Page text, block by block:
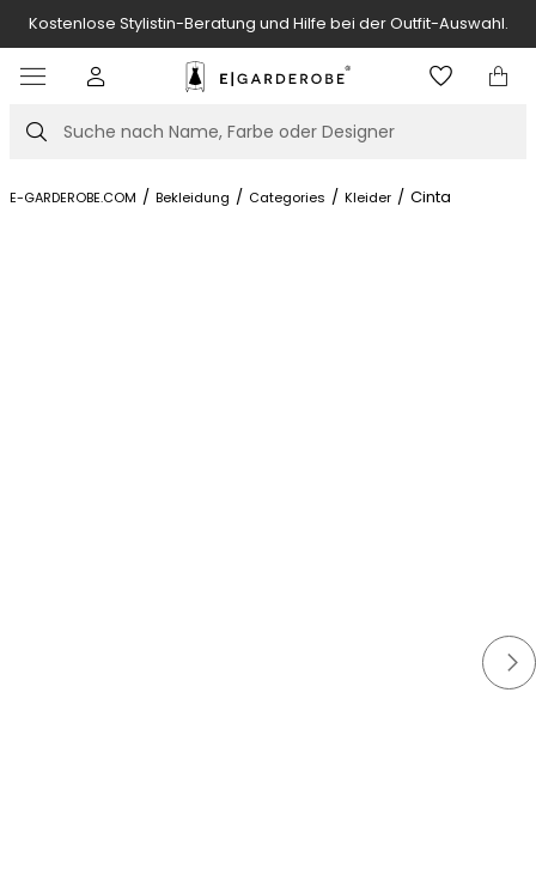
Kostenlose Stylistin-Beratung und Hilfe bei der Outfit-Auswahl.
Suche
E-GARDEROBE.COM / Bekleidung / Categories / Kleider / Cinta